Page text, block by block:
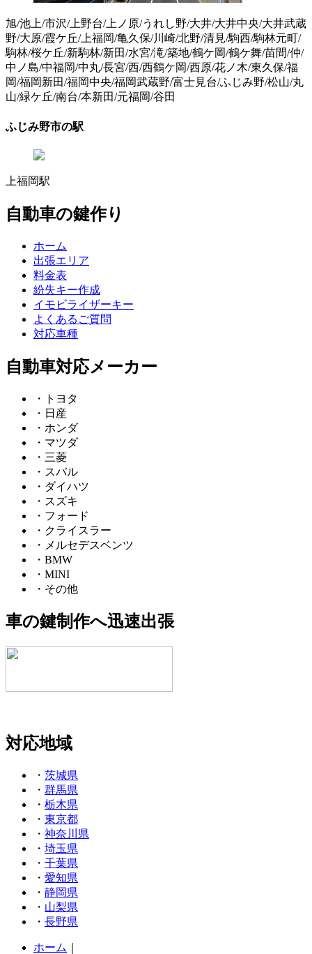
旭/池上/市沢/上野台/上ノ原/うれし野/大井/大井中央/大井武蔵
野/大原/霞ケ丘/上福岡/亀久保/川崎/北野/清見/駒西/駒林元町/
駒林/桜ケ丘/新駒林/新田/水宮/滝/築地/鶴ケ岡/鶴ケ舞/苗間/仲/
中ノ島/中福岡/中丸/長宮/西/西鶴ケ岡/西原/花ノ木/東久保/福
岡/福岡新田/福岡中央/福岡武蔵野/富士見台/ふじみ野/松山/丸
山/緑ケ丘/南台/本新田/元福岡/谷田
ふじみ野市の駅
上福岡駅
自動車の鍵作り
ホーム
出張エリア
料金表
紛失キー作成
イモビライザーキー
よくあるご質問
対応車種
自動車対応メーカー
・トヨタ
・日産
・ホンダ
・マツダ
・三菱
・スバル
・ダイハツ
・スズキ
・フォード
・クライスラー
・メルセデスベンツ
・BMW
・MINI
・その他
車の鍵制作へ迅速出張
対応地域
・ 茨城県
・ 群馬県
・ 栃木県
・ 東京都
・ 神奈川県
・ 埼玉県
・ 千葉県
・ 愛知県
・ 静岡県
・ 山梨県
・ 長野県
ホーム